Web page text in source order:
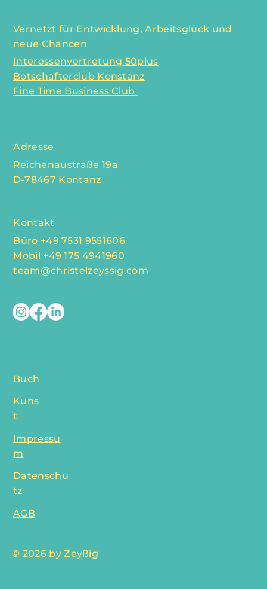
Vernetzt für Entwicklung, Arbeitsglück und
neue Chancen
Interessenvertretung 50plus
Botschafterclub Konstanz
Fine Time Business Club
Adresse
Reichenaustraße 19a
D-78467 Kontanz
Kontakt
Büro +49 7531 9551606
Mobil +49 175 4941960
team@christelzeyssig.com
Buch
Kuns
t
Impressu
m
Datenschu
tz
AGB
© 2026 by Zeyßig